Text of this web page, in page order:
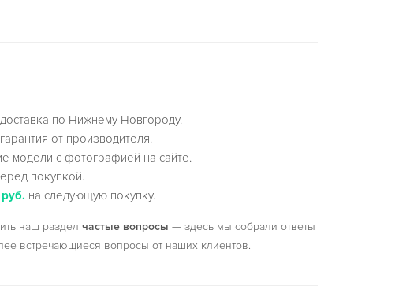
по Нижнему Новгороду.
от производителя.
модели с фотографией на сайте.
покупкой.
на следующую покупку.
наш разделчастые вопросы — здесь мы собрали ответы
встречающиеся вопросы от наших клиентов.